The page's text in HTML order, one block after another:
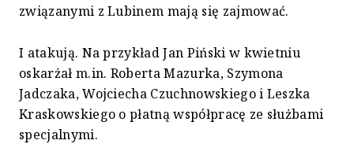
związanymi z Lubinem mają się zajmować.
I atakują. Na przykład Jan Piński w kwietniu
oskarżał m.in. Roberta Mazurka, Szymona
Jadczaka, Wojciecha Czuchnowskiego i Leszka
Kraskowskiego o płatną współpracę ze służbami
specjalnymi.